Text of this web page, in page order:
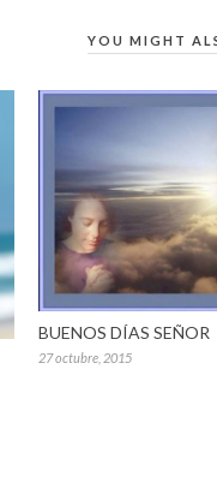
YOU MIGHT
BUENOS DÍAS SEÑOR
27 octubre, 2015